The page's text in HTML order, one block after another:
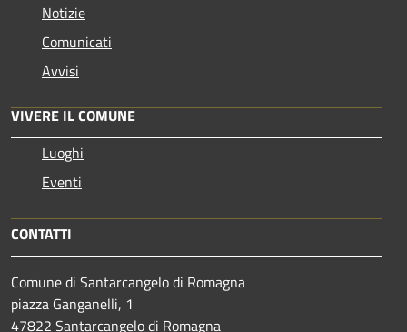
Notizie
Comunicati
Avvisi
VIVERE IL COMUNE
Luoghi
Eventi
CONTATTI
Comune di Santarcangelo di Romagna
piazza Ganganelli, 1
47822 Santarcangelo di Romagna